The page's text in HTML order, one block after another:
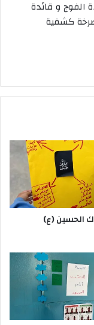
الفوج و قائدة
كشفية
الحسين (ع)